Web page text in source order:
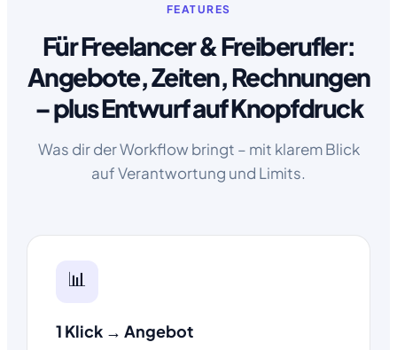
FEATURES
Für Freelancer & Freiberufler:
Angebote, Zeiten, Rechnungen
– plus Entwurf auf Knopfdruck
Was dir der Workflow bringt – mit klarem Blick
auf Verantwortung und Limits.
📊
1 Klick → Angebot